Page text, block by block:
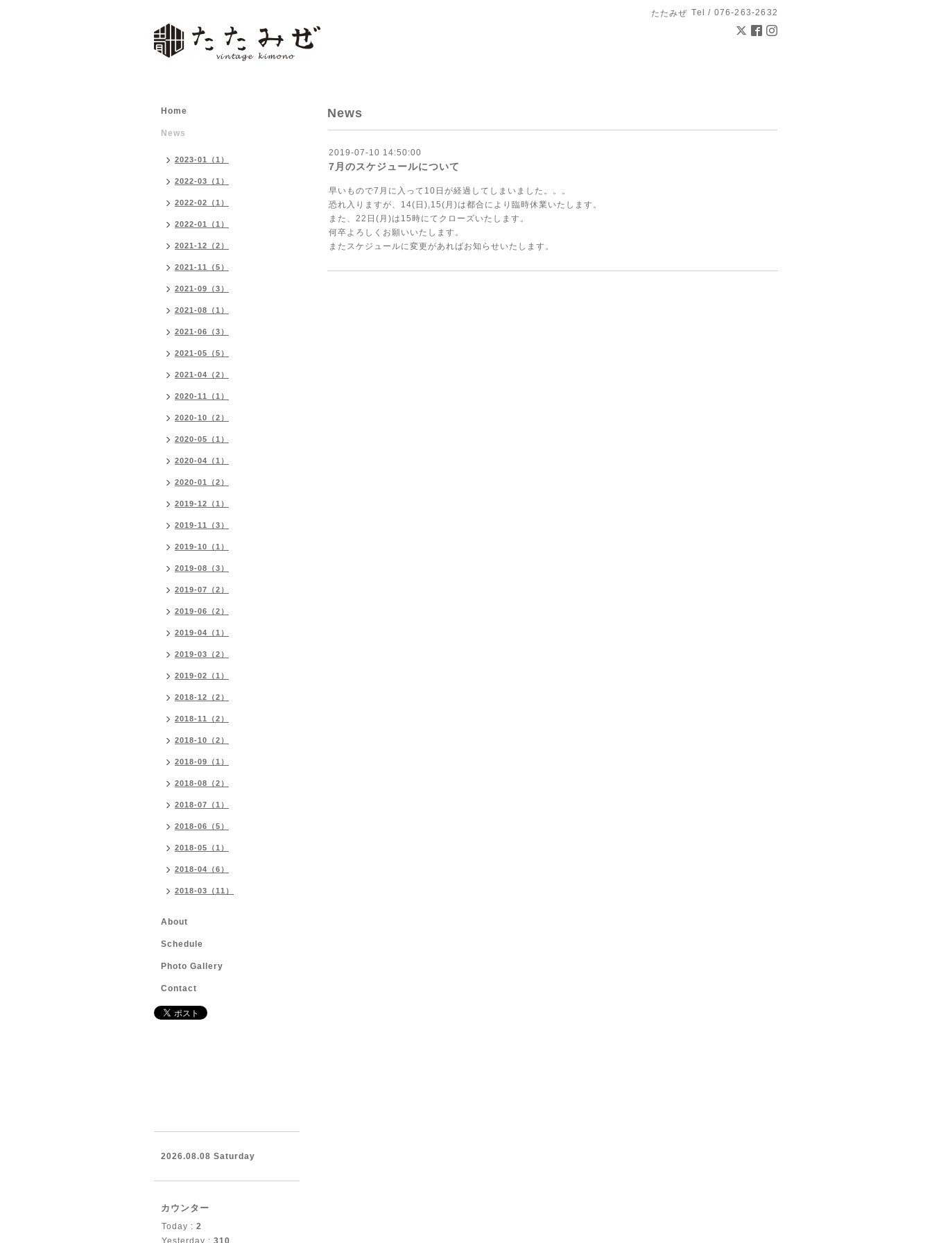
たたみぜ Tel / 076-263-2632
News
2019-07-10 14:50:00
7月のスケジュールについて
早いもので7月に入って10日が経過してしまいました。。。
恐れ入りますが、14(日),15(月)は都合により臨時休業いたします。
また、22日(月)は15時にてクローズいたします。
何卒よろしくお願いいたします。
またスケジュールに変更があればお知らせいたします。
Home
News
2023-01（1）
2022-03（1）
2022-02（1）
2022-01（1）
2021-12（2）
2021-11（5）
2021-09（3）
2021-08（1）
2021-06（3）
2021-05（5）
2021-04（2）
2020-11（1）
2020-10（2）
2020-05（1）
2020-04（1）
2020-01（2）
2019-12（1）
2019-11（3）
2019-10（1）
2019-08（3）
2019-07（2）
2019-06（2）
2019-04（1）
2019-03（2）
2019-02（1）
2018-12（2）
2018-11（2）
2018-10（2）
2018-09（1）
2018-08（2）
2018-07（1）
2018-06（5）
2018-05（1）
2018-04（6）
2018-03（11）
About
Schedule
Photo Gallery
Contact
2026.08.08 Saturday
カウンター
Today : 2
Yesterday : 310